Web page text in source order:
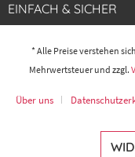
EINFACH & SICHER
* Alle Preise verstehen
Mehrwertsteuer und zzgl.
Über uns